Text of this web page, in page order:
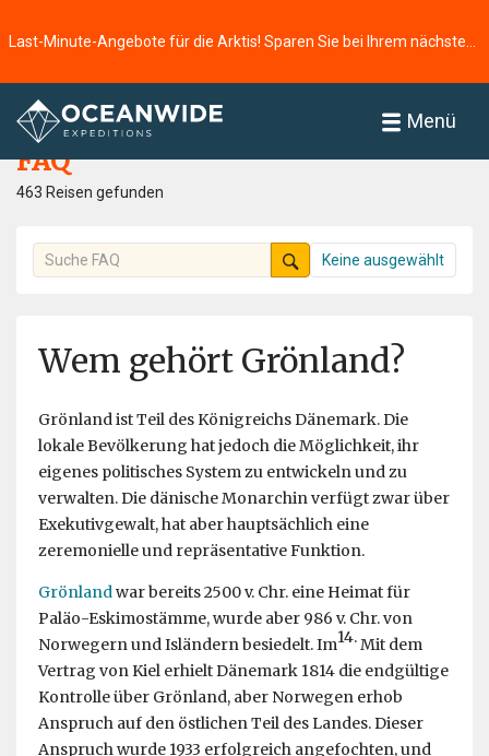
Menü
Startseite
FAQ
463 Reisen gefunden
Keine ausgewählt
Wem gehört Grönland?
Grönland ist Teil des Königreichs Dänemark. Die
lokale Bevölkerung hat jedoch die Möglichkeit, ihr
eigenes politisches System zu entwickeln und zu
verwalten. Die dänische Monarchin verfügt zwar über
Exekutivgewalt, hat aber hauptsächlich eine
zeremonielle und repräsentative Funktion.
Grönlandwar bereits 2500 v. Chr. eine Heimat für
Paläo-Eskimostämme, wurde aber 986 v. Chr. von
Norwegern und Isländern besiedelt. Im14.Mit dem
Vertrag von Kiel erhielt Dänemark 1814 die endgültige
Kontrolle über Grönland, aber Norwegen erhob
Anspruch auf den östlichen Teil des Landes. Dieser
Anspruch wurde 1933 erfolgreich angefochten, und